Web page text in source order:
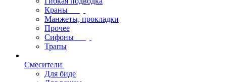
Краны
Манжеты, прокладки
Прочее
Сифоны
Трапы
Смесители
Для биде